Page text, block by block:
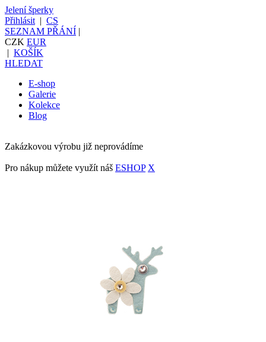
Jelení šperky
Přihlásit | CS
SEZNAM PŘÁNÍ |
CZK EUR
| KOŠÍK
HLEDAT
E-shop
Galerie
Kolekce
Blog
Zakázkovou výrobu již neprovádíme
Pro nákup můžete využít náš ESHOP X